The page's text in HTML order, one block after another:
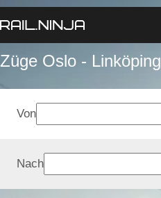
Züge Oslo - Linköping
Von
Nach